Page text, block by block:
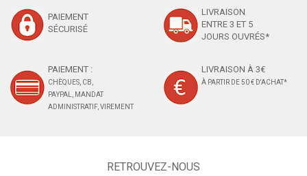
PAIEMENT
SÉCURISÉ
LIVRAISON
ENTRE 3 ET 5
JOURS OUVRÉS*
PAIEMENT :
CHÈQUES, CB,
PAYPAL, MANDAT
ADMINISTRATIF, VIREMENT
LIVRAISON À 3€
À PARTIR DE 50 € D'ACHAT*
RETROUVEZ-NOUS